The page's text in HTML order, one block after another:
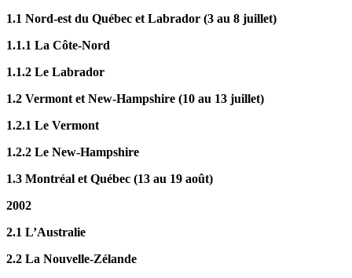
1.1 Nord-est du Québec et Labrador (3 au 8 juillet)
1.1.1 La Côte-Nord
1.1.2 Le Labrador
1.2 Vermont et New-Hampshire (10 au 13 juillet)
1.2.1 Le Vermont
1.2.2 Le New-Hampshire
1.3 Montréal et Québec (13 au 19 août)
2002
2.1 L’Australie
2.2 La Nouvelle-Zélande